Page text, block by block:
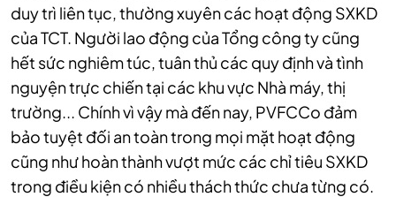
duy trì liên tục, thường xuyên các hoạt động SXKD
của TCT. Người lao động của Tổng công ty cũng
hết sức nghiêm túc, tuân thủ các quy định và tình
nguyện trực chiến tại các khu vực Nhà máy, thị
trường... Chính vì vậy mà đến nay, PVFCCo đảm
bảo tuyệt đối an toàn trong mọi mặt hoạt động
cũng như hoàn thành vượt mức các chỉ tiêu SXKD
trong điều kiện có nhiều thách thức chưa từng có.